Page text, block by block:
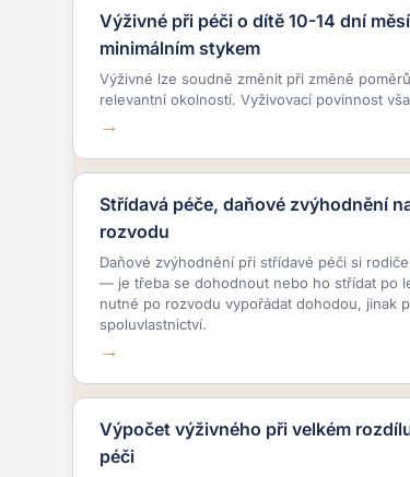
Výživné při péči o dítě 10-14 dní
minimálním stykem
Výživné lze soudně změnit při změně
relevantní okolností. Vyživovací povinnost
Střídavá péče, daňové zvýhodnění
rozvodu
Daňové zvýhodnění při střídavé péči si
— je třeba se dohodnout nebo ho střídat po
nutné po rozvodu vypořádat dohodou, jinak
spoluvlastnictví.
Výpočet výživného při velkém
péči